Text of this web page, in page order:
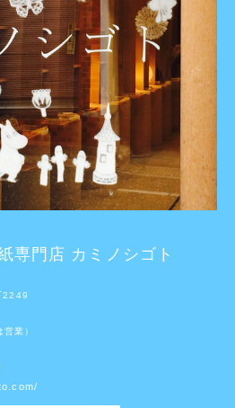
専門店 カミノシゴト
2249
業）